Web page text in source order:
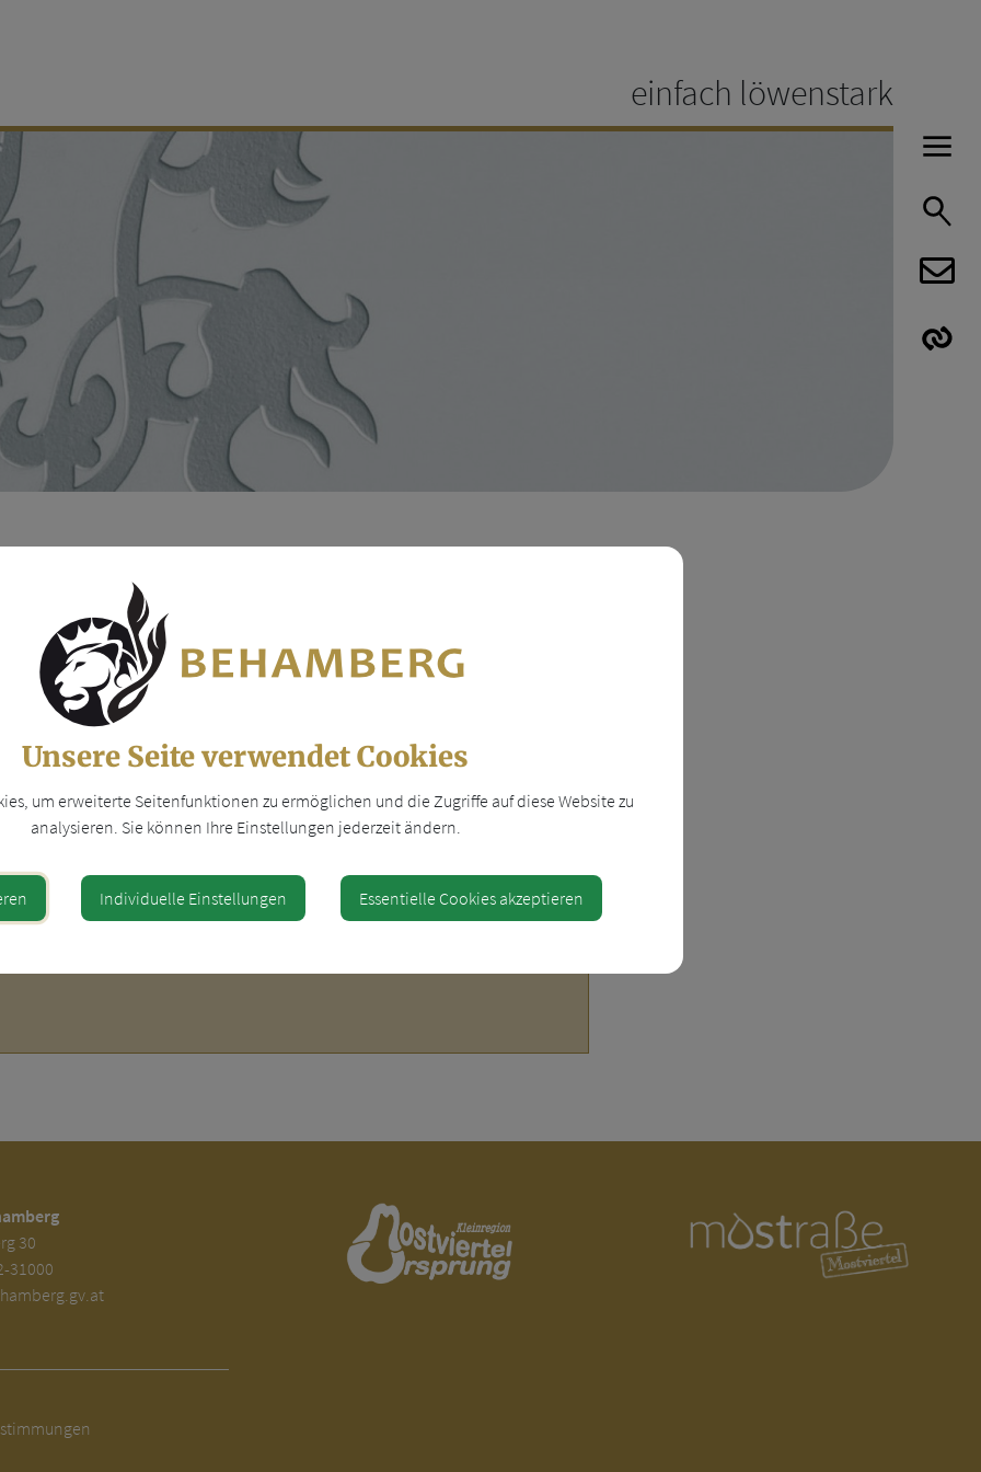
einfach löwenstark
auf oder neben der
30
31000
Unsere Seite verwendet Cookies
um erweiterte Seitenfunktionen zu ermöglichen und die Zugriffe auf diese Website zu
analysieren. Sie können Ihre Einstellungen jederzeit ändern.
Individuelle Einstellungen Essentielle Cookies akzeptieren